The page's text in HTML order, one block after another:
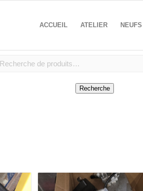
ACCUEIL ATELIER NEUFS
Recherche